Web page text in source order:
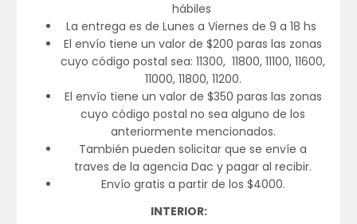
hábiles
La entrega es de Lunes a Viernes de 9 a 18 hs
El envío tiene un valor de $200 paras las zonas
cuyo código postal sea: 11300, 11800, 11100, 11600,
11000, 11800, 11200.
El envío tiene un valor de $350 paras las zonas
cuyo código postal no sea alguno de los
anteriormente mencionados.
También pueden solicitar que se envíe a
traves de la agencia Dac y pagar al recibir.
Envío gratis a partir de los $4000.
INTERIOR: